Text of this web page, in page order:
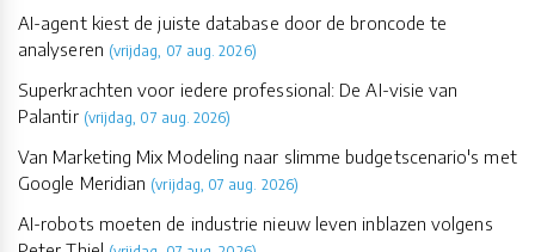
AI-agent kiest de juiste database door de broncode te
analyseren (vrijdag, 07 aug. 2026)
Superkrachten voor iedere professional: De AI-visie van
Palantir (vrijdag, 07 aug. 2026)
Van Marketing Mix Modeling naar slimme budgetscenario's met
Google Meridian (vrijdag, 07 aug. 2026)
AI-robots moeten de industrie nieuw leven inblazen volgens